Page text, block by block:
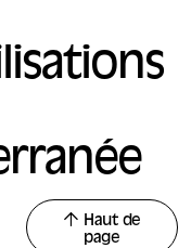
Haut de
page